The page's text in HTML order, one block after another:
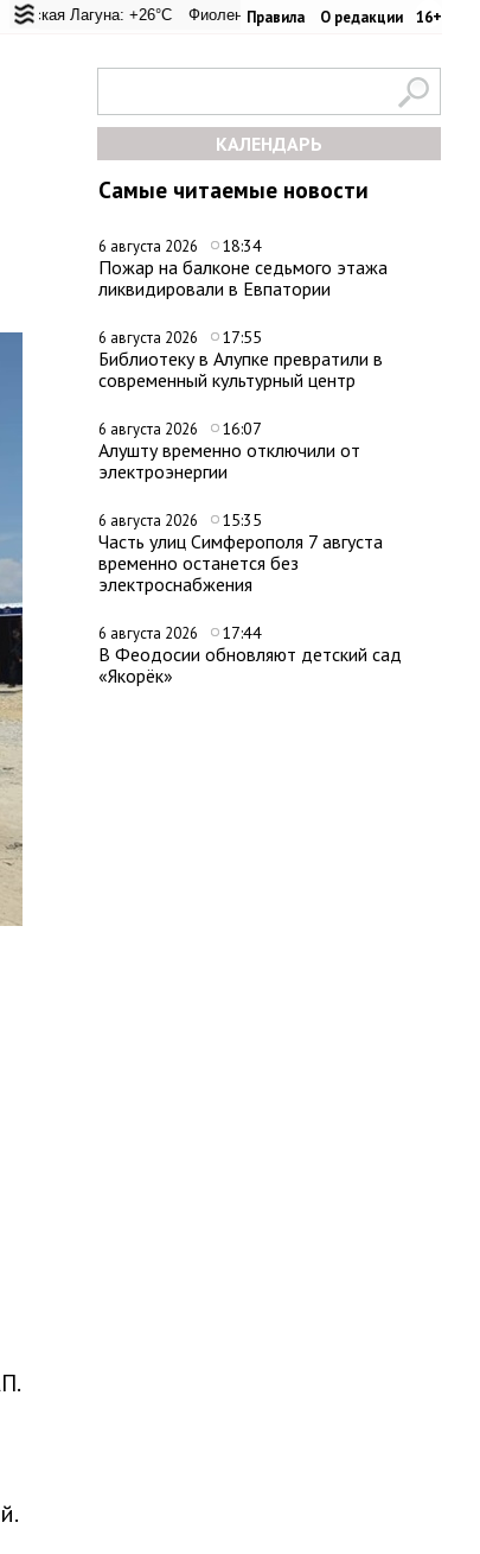
Правила О редакции 16+
+26°C Фиолент: +25.9°C Казачья бухта: +25.9°C
+25.1°C Евпатория: +27.2°C Керчь: +28.5°C Никитский
КАЛЕНДАРЬ
Самые читаемые новости
6 августа 2026 18:34
Пожар на балконе седьмого этажа
ликвидировали в Евпатории
6 августа 2026 17:55
Библиотеку в Алупке превратили в
современный культурный центр
6 августа 2026 16:07
Алушту временно отключили от
электроэнергии
6 августа 2026 15:35
Часть улиц Симферополя 7 августа
временно останется без
электроснабжения
6 августа 2026 17:44
В Феодосии обновляют детский сад
«Якорёк»